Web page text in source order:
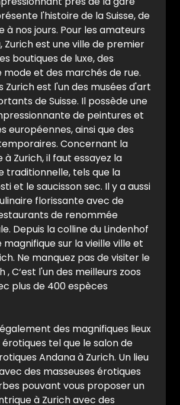
l'histoire de la Suisse, de
à nos jours. Pour les amateurs
Zurich est une ville de premier
boutiques de luxe, des
mode et des marchés de rue.
Zurich est l'un des musées d'art
de Suisse. Il possède une
de peintures et
européennes, ainsi que des
Concernant la
Zurich, il faut essayez la
traditionnelle, tels que la
et le saucisson sec. Il y a aussi
florissante avec de
de renommée
Depuis la colline du Lindenhof
magnifique sur la vieille ville et
Ne manquez pas de visiter le
, C‘est l'un des meilleurs zoos
plus de 400 espèces
des magnifiques lieux
tel que le salon de
Andana à Zurich. Un lieu
des masseuses érotiques
pouvant vous proposer un
à Zurich avec des